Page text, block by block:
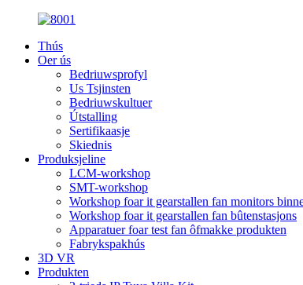
Thús
Oer ús
Bedriuwsprofyl
Us Tsjinsten
Bedriuwskultuer
Útstalling
Sertifikaasje
Skiednis
Produksjeline
LCM-workshop
SMT-workshop
Workshop foar it gearstallen fan monitors
Workshop foar it gearstallen fan bûtenstasjons
Apparatuer foar test fan ôfmakke produkten
Fabrykspakhús
3D VR
Produkten